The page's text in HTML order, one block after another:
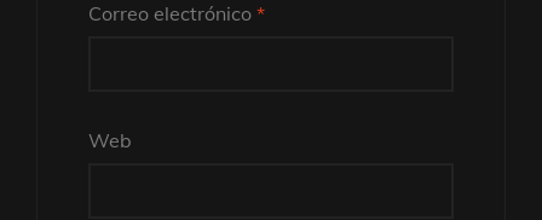
Correo electrónico *
Web